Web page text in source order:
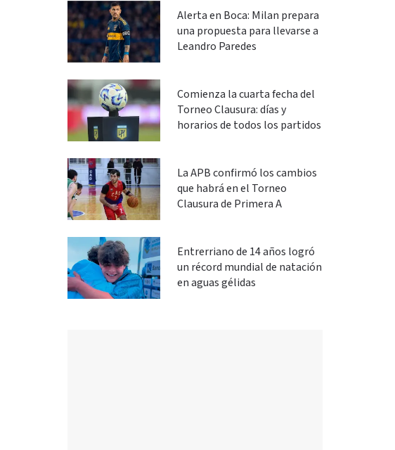
Alerta en Boca: Milan prepara
una propuesta para llevarse a
Leandro Paredes
Comienza la cuarta fecha del
Torneo Clausura: días y
horarios de todos los partidos
La APB confirmó los cambios
que habrá en el Torneo
Clausura de Primera A
Entrerriano de 14 años logró
un récord mundial de natación
en aguas gélidas